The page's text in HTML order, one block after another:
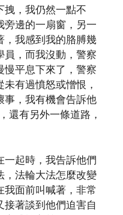
拽，我仍然一點不
旁邊的一扇窗，另一
，我感到我的胳膊幾
員，而我沒動，警察
慢平息下來了，警察
有過憤怒或憎恨，
事，我有機會告訴他
還有另外一條道路，
一起時，我告訴他們
，法輪大法怎麼改變
我面前叫喊著，非常
接著談到他們迫害自